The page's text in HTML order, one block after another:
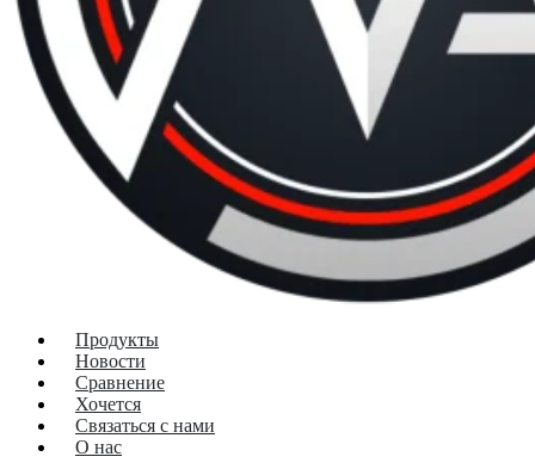
Продукты
Новости
Сравнение
Хочется
Связаться с нами
О нас